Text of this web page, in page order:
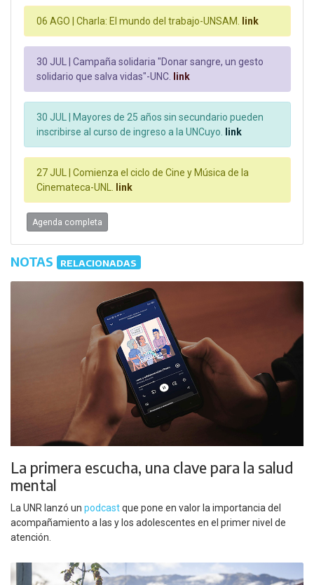
06 AGO | Charla: El mundo del trabajo-UNSAM. link
30 JUL | Campaña solidaria "Donar sangre, un gesto
solidario que salva vidas"-UNC. link
30 JUL | Mayores de 25 años sin secundario pueden
inscribirse al curso de ingreso a la UNCuyo. link
27 JUL | Comienza el ciclo de Cine y Música de la
Cinemateca-UNL.
link
Agenda completa
NOTAS RELACIONADAS
La primera escucha, una clave para la salud
mental
La UNR lanzó un podcastque pone en valor la importancia del
acompañamiento a las y los adolescentes en el primer nivel de
atención.